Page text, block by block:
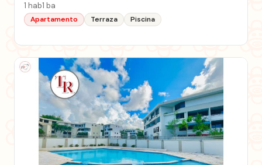
1 hab1 ba
Apartamento Terraza Piscina